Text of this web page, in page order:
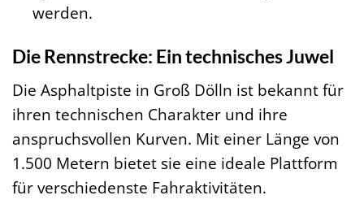
werden.
Die Rennstrecke: Ein technisches Juwel
Die Asphaltpiste in Groß Dölln ist bekannt für
ihren technischen Charakter und ihre
anspruchsvollen Kurven. Mit einer Länge von
1.500 Metern bietet sie eine ideale Plattform
für verschiedenste Fahraktivitäten.